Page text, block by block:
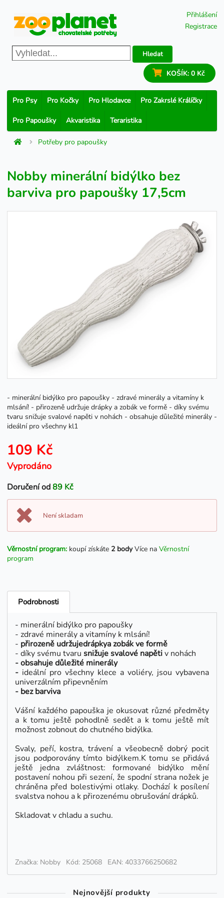
Přihlášení
Registrace
Hledat
KOŠÍK: 0 Kč
Pro Psy Pro Kočky Pro Hlodavce Pro Zakrslé Králíčky
Pro Papoušky Akvaristika Teraristika
Potřeby pro papoušky
Nobby minerální bidýlko bez
barviva pro papoušky 17,5cm
- minerální bidýlko pro papoušky - zdravé minerály a vitamíny k
mlsání! - přirozeně udržuje drápky a zobák ve formě - díky svému
tvaru snižuje svalové napěti v nohách - obsahuje důležité minerály -
ideální pro všechny kl1
109 Kč
Vyprodáno
Doručení od89 Kč
Není skladam
Věrnostní program: koupí získáte 2 bodyVíce na Věrnostní
program
Podrobnosti
- minerální bidýlko pro papoušky
- zdravé minerály a vitamíny k mlsání!
- přirozeně udržujedrápkya zobákve formě
- díky svému tvaru snižuje svalové napětiv nohách
- obsahuje důležité minerály
- ideální pro všechny klece a voliéry, jsou vybavena
univerzálním připevněním
- bez barviva
Vášní každého papouška je okusovat různé předměty
a k tomu ještě pohodlně sedět a k tomu ještě mít
možnost zobnout do chutného bidýlka.
Svaly, peří, kostra, trávení a všeobecně dobrý pocit
jsou podporovány tímto bidýlkem.K tomu se přidává
ještě jedna zvláštnost: formované bidýlko mění
postavení nohou při sezení, že spodní strana nožek je
chráněna před bolestivými otlaky. Dochází k posílení
svalstva nohou a k přirozenému obrušování drápků.
Skladovat v chladu a suchu.
Značka: Nobby Kód: 25068 EAN: 4033766250682
Nejnovější produkty